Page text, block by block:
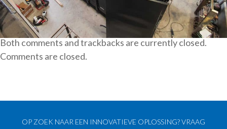
Both comments and trackbacks are currently closed.
Comments are closed.
OP ZOEK NAAR EEN INNOVATIEVE OPLOSSING? VRAAG